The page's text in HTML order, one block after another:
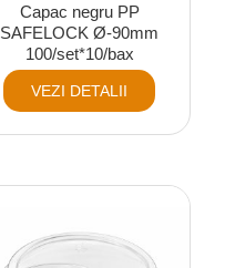
Capac negru PP
SAFELOCK Ø-90mm
100/set*10/bax
VEZI DETALII